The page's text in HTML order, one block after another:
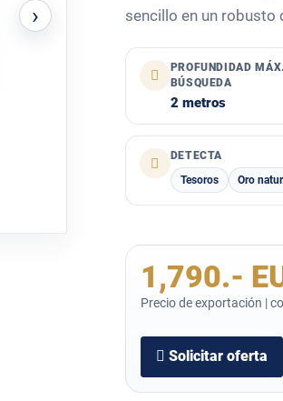
›
sencillo en un robusto
PROFUNDIDAD
BÚSQUEDA
2 metros
DETECTA
Tesoros Oro
1,790.-
Precio de exportación |
Solicitar oferta